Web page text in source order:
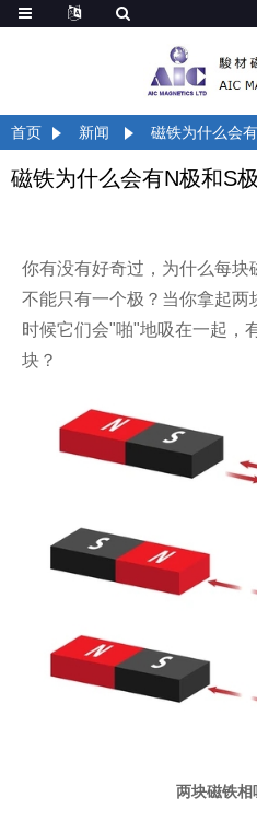
首页 新闻 磁铁为什么会
磁铁为什么会有N极和S
你有没有好奇过，为什么每
不能只有一个极？当你拿起两
时候它们会"啪"地吸在一起，
块？
两块磁铁相